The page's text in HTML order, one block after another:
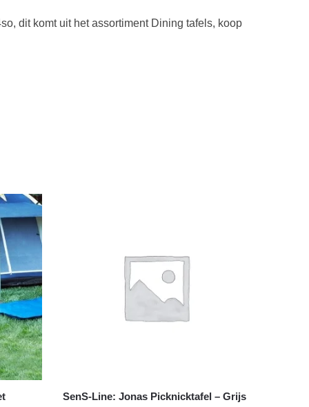
dit komt uit het assortiment Dining tafels, koop
SenS-Line: Jonas Picknicktafel – Grijs